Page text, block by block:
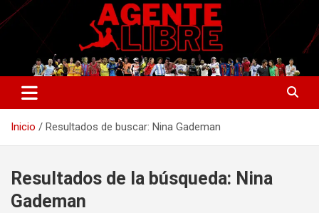
Saltar
al
Agente Libre Digital
La nueva generación del periodismo deportivo.
Inicio Resultados de buscar: Nina Gademan
Resultados de la búsqueda: Nina
Gademan